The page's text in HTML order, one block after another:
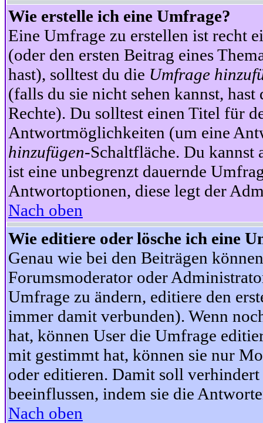
Wie erstelle ich eine Umfrage?
Eine Umfrage zu erstellen ist recht
(oder den ersten Beitrag eines
hast), solltest du die Umfrage
(falls du sie nicht sehen kannst,
Rechte). Du solltest einen Titel für
Antwortmöglichkeiten (um eine
hinzufügen-Schaltfläche. Du
ist eine unbegrenzt dauernde
Antwortoptionen, diese legt der
Nach oben
Wie editiere oder lösche ich eine
Genau wie bei den Beiträgen
Forumsmoderator oder
Umfrage zu ändern, editiere den
immer damit verbunden). Wenn
hat, können User die Umfrage
mit gestimmt hat, können sie nur
oder editieren. Damit soll
beeinflussen, indem sie die
Nach oben